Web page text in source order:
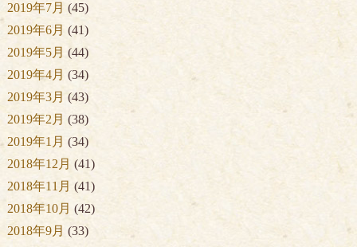
2019年7月 (45)
2019年6月 (41)
2019年5月 (44)
2019年4月 (34)
2019年3月 (43)
2019年2月 (38)
2019年1月 (34)
2018年12月 (41)
2018年11月 (41)
2018年10月 (42)
2018年9月 (33)